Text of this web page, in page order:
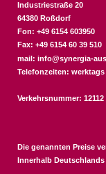
Industriestraße 20
64380 Roßdorf
Fon: +49 6154 603950
Fax: +49 6154 60 39 510
mail: info@synergia-
Telefonzeiten: werktags
Verkehrsnummer: 12112
Die genannten Preise
Innerhalb